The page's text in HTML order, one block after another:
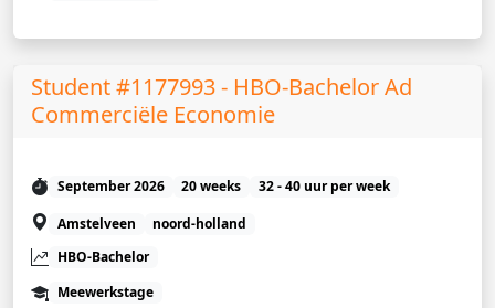
Student #1177993 - HBO-Bachelor Ad
Commerciële Economie
September 2026 20 weeks
32 - 40 uur per week
Amstelveen
noord-holland
HBO-Bachelor
Meewerkstage